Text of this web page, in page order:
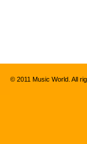
© 2011 Music World. All